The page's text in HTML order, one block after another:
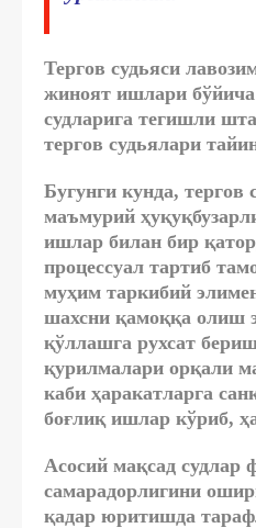
Тергов судьяси
жиноят ишлари
судларига тегишли
тергов судьялари
Бугунги кунда, тергов
маъмурий
ишлар билан бир
процессуал тартиб
муҳим таркибий
шахсни қамоққа олиш
қўллашга рухсат
қурилмалари орқали
каби ҳаракатларга
боғлиқ ишлар кўриб,
Асосий мақсад судлар
самарадорлигини
қадар юритишда